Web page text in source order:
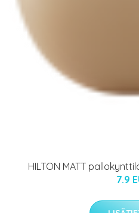
HILTON MATT
7.9